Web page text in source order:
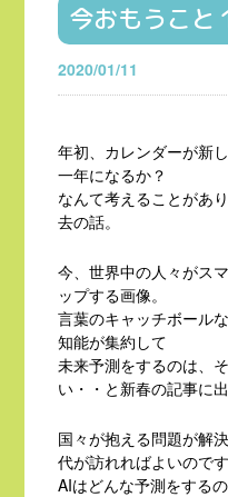
今おもうこと
2020/01/11
年初、カレンダーが新
一年になるか？
なんて考えることがあ
去の話。
今、世界中の人々がス
ップする画像。
言葉のキャッチボール
知能が集約して
未来予測をするのは、
い・・と新春の記事に
国々が抱える問題が解
代が訪れればよいの
AIはどんな予測をするの